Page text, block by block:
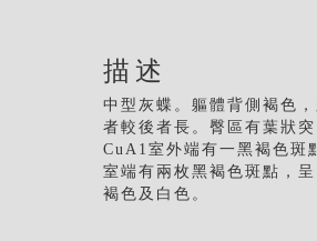
描述
中型灰蝶。軀體背側褐色
者較後者長。臀區有葉狀
CuA1室外端有一黑褐色斑
室端有兩枚黑褐色斑點，
褐色及白色。